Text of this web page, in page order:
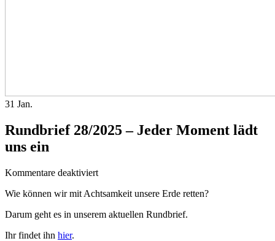
31 Jan.
Rundbrief 28/2025 – Jeder Moment lädt
uns ein
Kommentare deaktiviertfür
28/2025
Jeder
Wie können wir mit Achtsamkeit unsere Erde retten?
Darum geht es in unserem aktuellen Rundbrief.
Ihr findet ihn hier.